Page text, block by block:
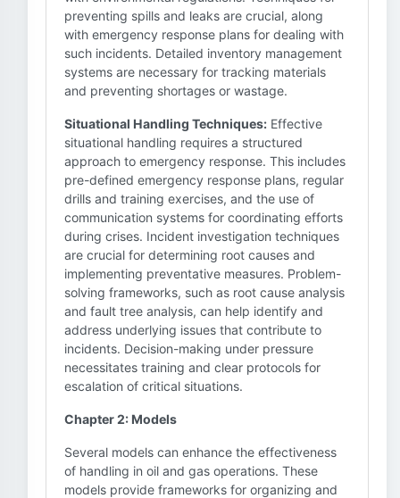
preventing spills and leaks are crucial, along
with emergency response plans for dealing with
such incidents. Detailed inventory management
systems are necessary for tracking materials
and preventing shortages or wastage.
Situational Handling Techniques: Effective
situational handling requires a structured
approach to emergency response. This includes
pre-defined emergency response plans, regular
drills and training exercises, and the use of
communication systems for coordinating efforts
during crises. Incident investigation techniques
are crucial for determining root causes and
implementing preventative measures. Problem-
solving frameworks, such as root cause analysis
and fault tree analysis, can help identify and
address underlying issues that contribute to
incidents. Decision-making under pressure
necessitates training and clear protocols for
escalation of critical situations.
Chapter 2: Models
Several models can enhance the effectiveness
of handling in oil and gas operations. These
models provide frameworks for organizing and